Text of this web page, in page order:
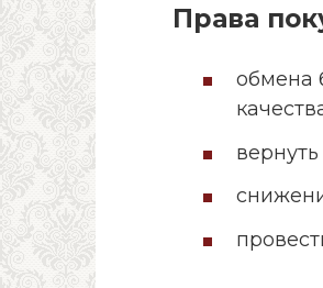
Права
обмена